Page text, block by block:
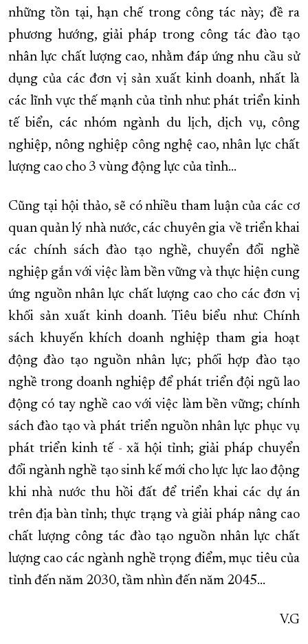
những tồn tại, hạn chế trong công tác này; đề ra
phương hướng, giải pháp trong công tác đào tạo
nhân lực chất lượng cao, nhằm đáp ứng nhu cầu sử
dụng của các đơn vị sản xuất kinh doanh, nhất là
các lĩnh vực thế mạnh của tỉnh như: phát triển kinh
tế biển, các nhóm ngành du lịch, dịch vụ, công
nghiệp, nông nghiệp công nghệ cao, nhân lực chất
lượng cao cho 3 vùng động lực của tỉnh…
Cũng tại hội thảo, sẽ có nhiều tham luận của các cơ
quan quản lý nhà nước, các chuyên gia về triển khai
các chính sách đào tạo nghề, chuyển đổi nghề
nghiệp gắn với việc làm bền vững và thực hiện cung
ứng nguồn nhân lực chất lượng cao cho các đơn vị
khối sản xuất kinh doanh. Tiêu biểu như: Chính
sách khuyến khích doanh nghiệp tham gia hoạt
động đào tạo nguồn nhân lực; phối hợp đào tạo
nghề trong doanh nghiệp để phát triển đội ngũ lao
động có tay nghề cao với việc làm bền vững; chính
sách đào tạo và phát triển nguồn nhân lực phục vụ
phát triển kinh tế - xã hội tỉnh; giải pháp chuyển
đổi ngành nghề tạo sinh kế mới cho lực lực lao động
khi nhà nước thu hồi đất để triển khai các dự án
trên địa bàn tỉnh; thực trạng và giải pháp nâng cao
chất lượng công tác đào tạo nguồn nhân lực chất
lượng cao các ngành nghề trọng điểm, mục tiêu của
tỉnh đến năm 2030, tầm nhìn đến năm 2045…
V.G